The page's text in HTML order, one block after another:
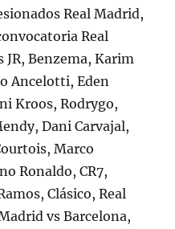
Real Madrid,
Real
Benzema, Karim
Ancelotti, Eden
Kroos, Rodrygo,
Dani Carvajal,
Marco
Ronaldo, CR7,
Clásico, Real
vs Barcelona,